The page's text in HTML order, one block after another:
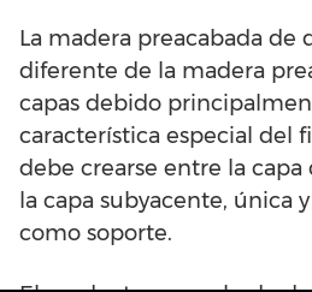
La madera preacabada de
diferente de la madera
capas debido
característica especial del
debe crearse entre la
la capa subyacente, única
como soporte.